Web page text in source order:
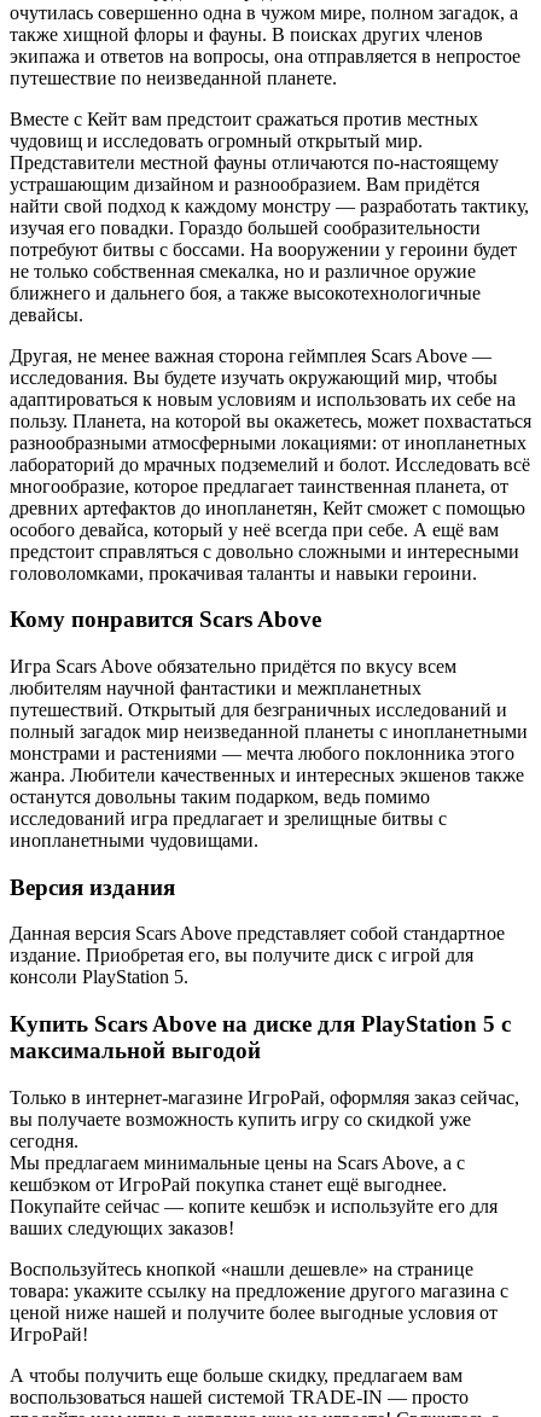
очутилась совершенно одна в чужом мире, полном загадок, а
также хищной флоры и фауны. В поисках других членов
экипажа и ответов на вопросы, она отправляется в непростое
путешествие по неизведанной планете.
Вместе с Кейт вам предстоит сражаться против местных
чудовищ и исследовать огромный открытый мир.
Представители местной фауны отличаются по-настоящему
устрашающим дизайном и разнообразием. Вам придётся
найти свой подход к каждому монстру — разработать тактику,
изучая его повадки. Гораздо большей сообразительности
потребуют битвы с боссами. На вооружении у героини будет
не только собственная смекалка, но и различное оружие
ближнего и дальнего боя, а также высокотехнологичные
девайсы.
Другая, не менее важная сторона геймплея Scars Above —
исследования. Вы будете изучать окружающий мир, чтобы
адаптироваться к новым условиям и использовать их себе на
пользу. Планета, на которой вы окажетесь, может похвастаться
разнообразными атмосферными локациями: от инопланетных
лабораторий до мрачных подземелий и болот. Исследовать всё
многообразие, которое предлагает таинственная планета, от
древних артефактов до инопланетян, Кейт сможет с помощью
особого девайса, который у неё всегда при себе. А ещё вам
предстоит справляться с довольно сложными и интересными
головоломками, прокачивая таланты и навыки героини.
Кому понравится Scars Above
Игра Scars Above обязательно придётся по вкусу всем
любителям научной фантастики и межпланетных
путешествий. Открытый для безграничных исследований и
полный загадок мир неизведанной планеты с инопланетными
монстрами и растениями — мечта любого поклонника этого
жанра. Любители качественных и интересных экшенов также
останутся довольны таким подарком, ведь помимо
исследований игра предлагает и зрелищные битвы с
инопланетными чудовищами.
Версия издания
Данная версия Scars Above представляет собой стандартное
издание. Приобретая его, вы получите диск с игрой для
консоли PlayStation 5.
Купить Scars Above на диске для PlayStation 5 с
максимальной выгодой
Только в интернет-магазине ИгроРай, оформляя заказ сейчас,
вы получаете возможность купить игру со скидкой уже
сегодня.
Мы предлагаем минимальные цены на Scars Above, а с
кешбэком от ИгроРай покупка станет ещё выгоднее.
Покупайте сейчас — копите кешбэк и используйте его для
ваших следующих заказов!
Воспользуйтесь кнопкой «нашли дешевле» на странице
товара: укажите ссылку на предложение другого магазина с
ценой ниже нашей и получите более выгодные условия от
ИгроРай!
А чтобы получить еще больше скидку, предлагаем вам
воспользоваться нашей системой TRADE-IN — просто